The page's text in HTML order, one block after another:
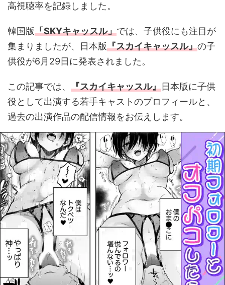
高視聴率を記録しました。
韓国版「SKYキャッスル」では、子供役にも注目が
集まりましたが、日本版『スカイキャッスル』の子
供役が6月29日に発表されました。
この記事では、 『スカイキャッスル』日本版に子供
役として出演する若手キャストのプロフィールと、
過去の出演作品の配信情報をお伝えします。